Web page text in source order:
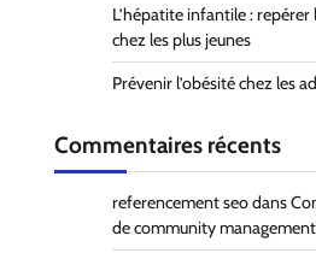
L’hépatite infantile :
chez les plus jeunes
Prévenir l’obésité chez les
Commentaires récents
referencement seodans
de community